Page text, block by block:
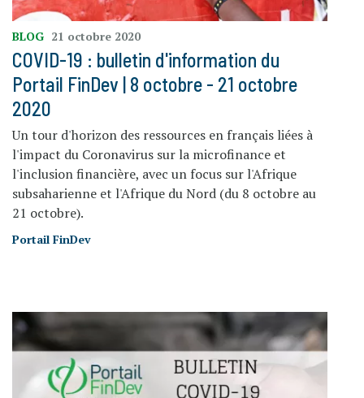
BLOG 21 octobre 2020
COVID-19 : bulletin d'information du
Portail FinDev | 8 octobre - 21 octobre
2020
Un tour d'horizon des ressources en français liées à
l'impact du Coronavirus sur la microfinance et
l'inclusion financière, avec un focus sur l'Afrique
subsaharienne et l'Afrique du Nord (du 8 octobre au
21 octobre).
Portail FinDev